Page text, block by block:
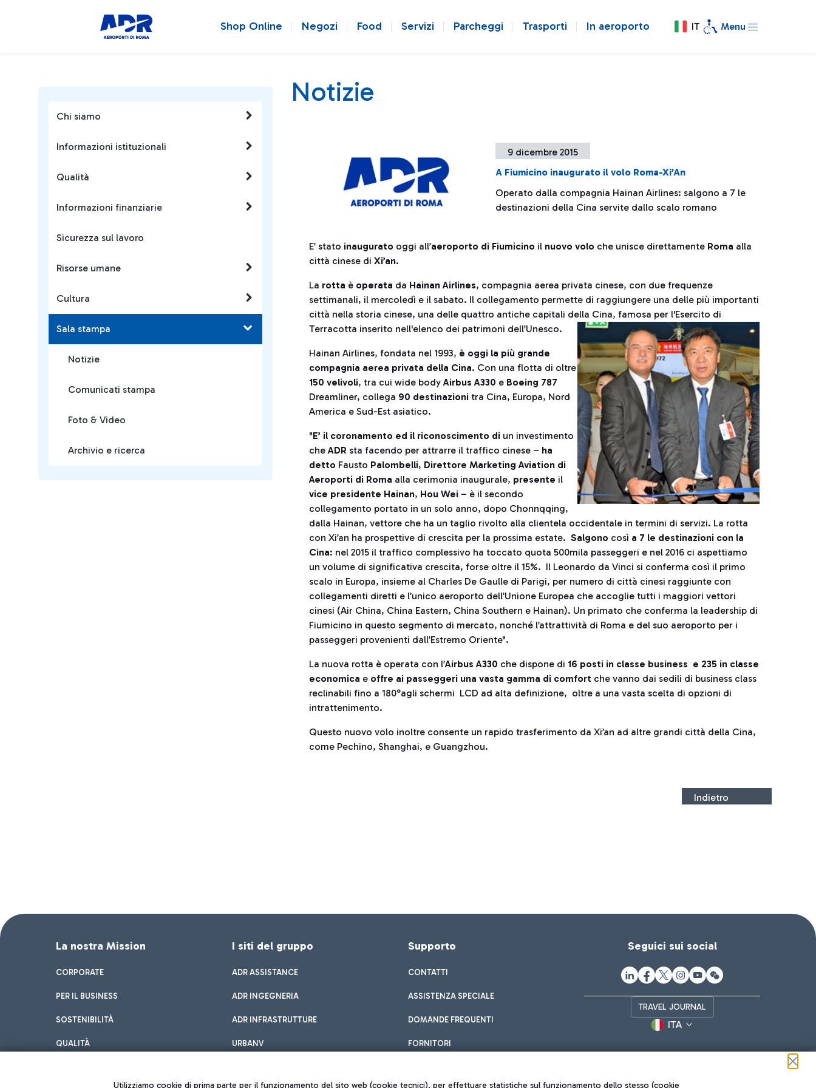
Shop Online Negozi Food Servizi Parcheggi Trasporti In aeroporto IT Menu
Chi siamo
Informazioni istituzionali
Qualità
Informazioni finanziarie
Sicurezza sul lavoro
Risorse umane
Cultura
Sala stampa
Notizie
Comunicati stampa
Foto & Video
Archivio e ricerca
Notizie
9 dicembre 2015
A Fiumicino inaugurato il volo Roma-Xi’An
Operato dalla compagnia Hainan Airlines: salgono a 7 le
destinazioni della Cina servite dallo scalo romano
E’ stato inaugurato oggi all’aeroporto di Fiumicino il nuovo volo che unisce direttamente Roma alla
città cinese di Xi’an.
La rotta è operata da Hainan Airlines, compagnia aerea privata cinese, con due frequenze
settimanali, il mercoledì e il sabato. Il collegamento permette di raggiungere una delle più importanti
città nella storia cinese, una delle quattro antiche capitali della Cina, famosa per l'Esercito di
Terracotta inserito nell'elenco dei patrimoni dell’Unesco.
Hainan Airlines, fondata nel 1993, è oggi la più grande
compagnia aerea privata della Cina. Con una flotta di oltre
150 velivoli, tra cui wide bodyAirbus A330 e Boeing 787
Dreamliner, collega 90 destinazioni tra Cina, Europa, Nord
America e Sud-Est asiatico.
"E’ il coronamento ed il riconoscimento di un investimento
cheADR sta facendo per attrarre il traffico cinese – ha
detto Fausto Palombelli, Direttore Marketing Aviation di
Aeroporti di Roma alla cerimonia inaugurale, presente il
vice presidente Hainan, Hou Wei – è il secondo
collegamento portato in un solo anno, dopo Chonnqqing,
dalla Hainan, vettore che ha un taglio rivolto alla clientela occidentale in termini di servizi. La rotta
con Xi’an ha prospettive di crescita per la prossima estate. Salgono così a 7 le destinazioni con la
Cina: nel 2015 il traffico complessivo ha toccato quota 500mila passeggeri e nel 2016 ci aspettiamo
un volume di significativa crescita, forse oltre il 15%. Il Leonardo da Vinci si conferma così il primo
scalo in Europa, insieme al Charles De Gaulle di Parigi, per numero di città cinesi raggiunte con
collegamenti diretti e l’unico aeroporto dell’Unione Europea che accoglie tutti i maggiori vettori
cinesi (Air China, China Eastern, China Southern e Hainan). Un primato che conferma la leadership di
Fiumicino in questo segmento di mercato, nonché l’attrattività di Roma e del suo aeroporto per i
passeggeri provenienti dall’Estremo Oriente".
La nuova rotta è operata con l’Airbus A330 che dispone di 16 posti in classe business e 235 in classe
economica e offre ai passeggeri una vasta gamma di comfort che vanno dai sedili di business class
reclinabili fino a 180°agli schermi LCD ad alta definizione, oltre a una vasta scelta di opzioni di
intrattenimento.
Questo nuovo volo inoltre consente un rapido trasferimento da Xi’an ad altre grandi città della Cina,
come Pechino, Shanghai, e Guangzhou.
Indietro
La nostra Mission
CORPORATE
PER IL BUSINESS
SOSTENIBILITÀ
QUALITÀ
I siti del gruppo
ADR ASSISTANCE
ADR INGEGNERIA
ADR INFRASTRUTTURE
URBANV
Supporto
CONTATTI
ASSISTENZA SPECIALE
DOMANDE FREQUENTI
FORNITORI
Seguici sui social
TRAVEL JOURNAL
ITA
Utilizziamo cookie di prima parte per il funzionamento del sito web (cookie tecnici), per effettuare statistiche sul funzionamento dello stesso (cookie